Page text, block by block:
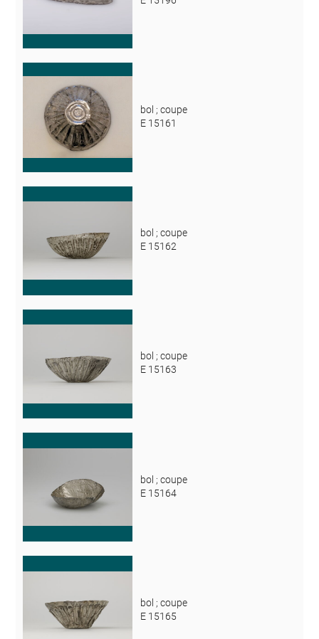
bol ; coupe
E 15161
bol ; coupe
E 15162
bol ; coupe
E 15163
bol ; coupe
E 15164
bol ; coupe
E 15165